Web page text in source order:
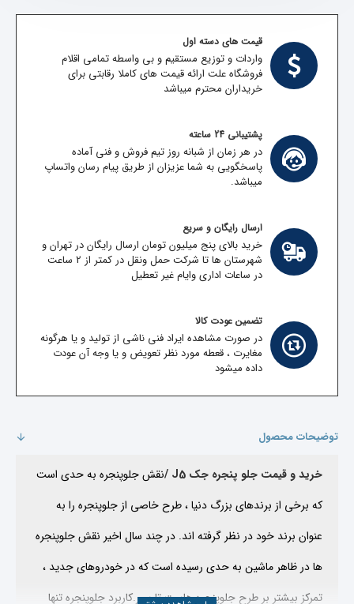
قیمت های دسته اول
واردات و توزیع مستقیم و بی واسطه تمامی اقلام
فروشگاه علت ارائه قیمت های کاملا رقابتی برای
خریداران محترم میباشد
پشتیبانی 24 ساعته
در هر زمان از شبانه روز تیم فروش و فنی آماده
پاسخگویی به شما عزیزان از طریق پیام رسان واتساپ
میباشد.
ارسال رایگان و سریع
خرید بالای پنج میلیون تومان ارسال رایگان در تهران و
شهرستان ها تا شرکت حمل ونقل در کمتر از 2 ساعت
در ساعات اداری وایام غیر تعطیل
تضمین عودت کالا
در صورت مشاهده ایراد فنی ناشی از تولید و یا هرگونه
مغایرت ، قعطه مورد نظر تعویض و یا وجه آن عودت
داده میشود
توضیحات محصول
خرید و قیمت جلو پنجره جک J5 /
نقش جلوپنجره به حدی است
که برخی از برندهای بزرگ دنیا ، طرح خاصی از جلوپنجره را به
عنوان برند خود در نظر گرفته اند. در چند سال اخیر نقش جلوپنجره
ها در ظاهر ماشین به حدی رسیده است که در خودروهای جدید ،
تمرکز بیشتر بر طرح جلوپنجره هاست تا سپر.کاربرد جلوپنجره تنها